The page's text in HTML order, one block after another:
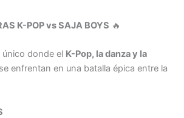
K-POP vs SAJA BOYS 🔥
donde el K-Pop, la danza y la
se enfrentan en una batalla épica entre la